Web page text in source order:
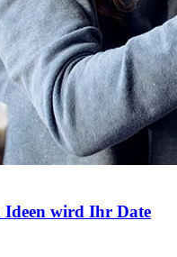
Ideen wird Ihr Date